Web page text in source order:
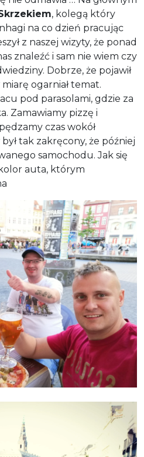
, kolegą który
na co dzień pracując
z naszej wizyty, że ponad
znaleźć i sam nie wiem czy
Dobrze, że pojawił
ogarniał temat.
pod parasolami, gdzie za
Zamawiamy pizzę i
czas wokół
tak zakręcony, że później
samochodu. Jak się
auta, którym